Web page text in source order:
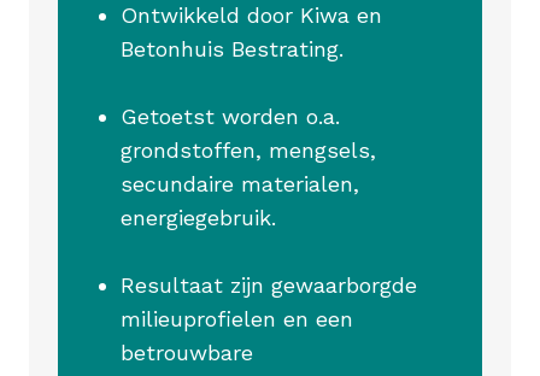
Ontwikkeld door Kiwa en
Betonhuis Bestrating.
Getoetst worden o.a.
grondstoffen, mengsels,
secundaire materialen,
energiegebruik.
Resultaat zijn gewaarborgde
milieuprofielen en een
betrouwbare